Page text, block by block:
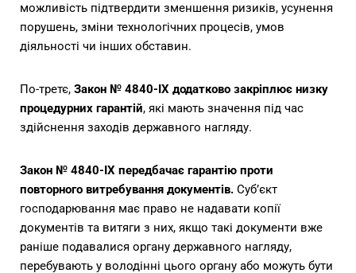
можливість підтвердити зменшення ризиків, усунення
порушень, зміни технологічних процесів, умов
діяльності чи інших обставин.
По-третє, Закон № 4840-IX додатково закріплює низку
процедурних гарантій, які мають значення під час
здійснення заходів державного нагляду.
Закон № 4840-IX передбачає гарантію проти
повторного витребування документів. Суб’єкт
господарювання має право не надавати копії
документів та витяги з них, якщо такі документи вже
раніше подавалися органу державного нагляду,
перебувають у володінні цього органу або можуть бути